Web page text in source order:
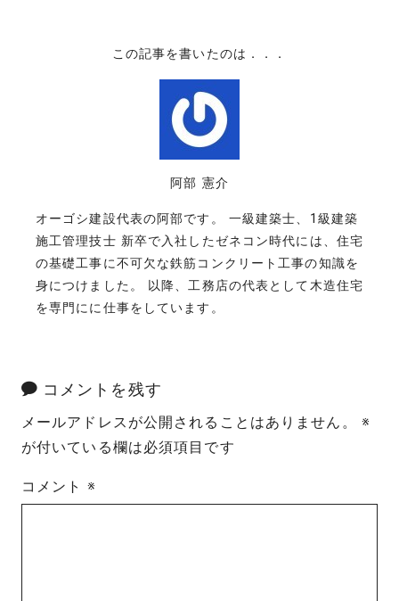
この記事を書いたのは．．．
阿部 憲介
オーゴシ建設代表の阿部です。 一級建築士、1級建築
施工管理技士 新卒で入社したゼネコン時代には、住宅
の基礎工事に不可欠な鉄筋コンクリート工事の知識を
身につけました。 以降、工務店の代表として木造住宅
を専門にに仕事をしています。
コメントを残す
メールアドレスが公開されることはありません。
※
が付いている欄は必須項目です
コメント ※